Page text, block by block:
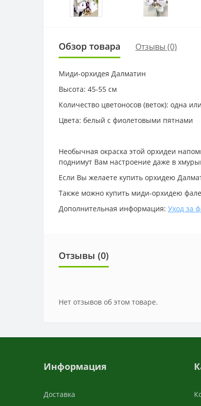
Обзор товара Отзывы (0)
Миди-орхидея Далматин
Высота: 45-55 см
Количество цветоносов (веток): одна
Цвета: белый с фиолетовыми пятнами
Необычная окраска этой орхидеи
поднимут Вам настроение даже в
Если Вы желаете купить орхидею
Также можно купить миди-орхидею
Дополнительная информация: Уход за
Отзывы (0)
Нет отзывов об этом товаре.
Информация
Доставка